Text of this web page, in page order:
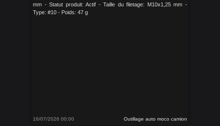
mm - Statut produit: Actif - Taille du filetage: M10x1,25 mm -
Type: #10 - Poids: 47 g
16/07/2026 00:00 Outillage auto moco camion